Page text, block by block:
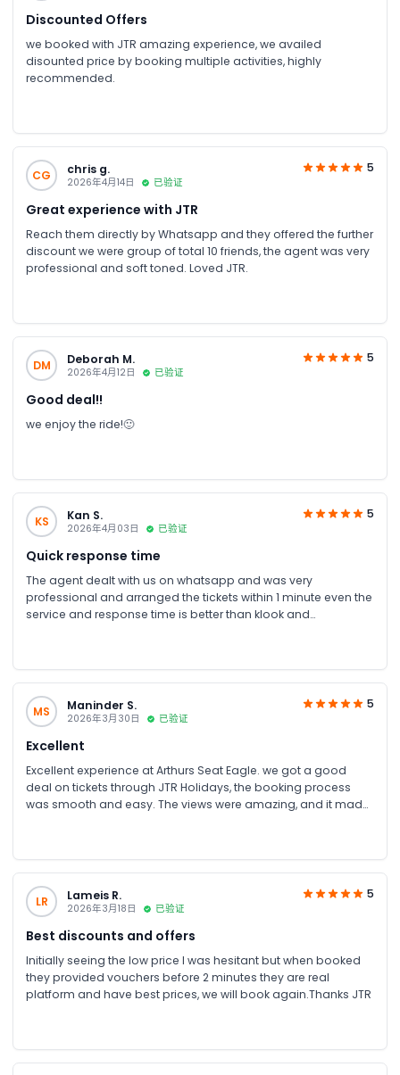
Discounted Offers
we booked with JTR amazing experience, we availed
disounted price by booking multiple activities, highly
recommended.
CG chris g.
2026年4月14日 已验证
5
Great experience with JTR
Reach them directly by Whatsapp and they offered the further
discount we were group of total 10 friends, the agent was very
professional and soft toned. Loved JTR.
DM Deborah M.
2026年4月12日 已验证
5
Good deal!!
we enjoy the ride!🙂
KS Kan S.
2026年4月03日 已验证
5
Quick response time
The agent dealt with us on whatsapp and was very
professional and arranged the tickets within 1 minute even the
service and response time is better than klook and
MS Maninder S.
2026年3月30日 已验证
5
Excellent
Excellent experience at Arthurs Seat Eagle. we got a good
deal on tickets through JTR Holidays, the booking process
was smooth and easy. The views were amazing, and it made
LR Lameis R.
2026年3月18日 已验证
5
Best discounts and offers
Initially seeing the low price I was hesitant but when booked
they provided vouchers before 2 minutes they are real
platform and have best prices, we will book again.Thanks JTR